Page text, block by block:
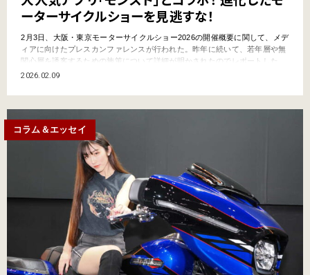
ーターサイクルショーを見逃すな！
2月3日、大阪・東京モーターサイクルショー2026の開催概要に関して、メデ
ィアに向けたプレスカンファレンスが行われた。昨年に続いて、若年層や無
関心層を誘客するための施策について詳細が明かされたのでレポートした
い。 モンスターストライクとのコラボが実現！ モンストとは？ 今年の大
し！ なぜならソーシャルゲームのセールスランキング…
2026.02.09
コラム＆エッセイ